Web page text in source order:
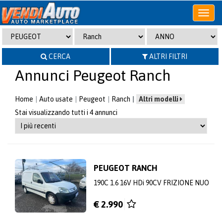
Apri
o
chiudi
menu
CERCA
ALTRI FILTRI
Annunci Peugeot Ranch
Home Auto usate Peugeot Ranch
Altri modelli
Stai visualizzando tutti i 4 annunci
PEUGEOT RANCH
190C 1.6 16V HDi 90CV FRIZIONE NUO
€ 2.990